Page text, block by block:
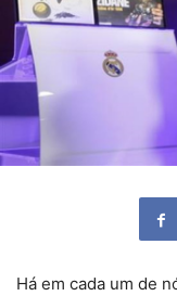
Há em cada um de